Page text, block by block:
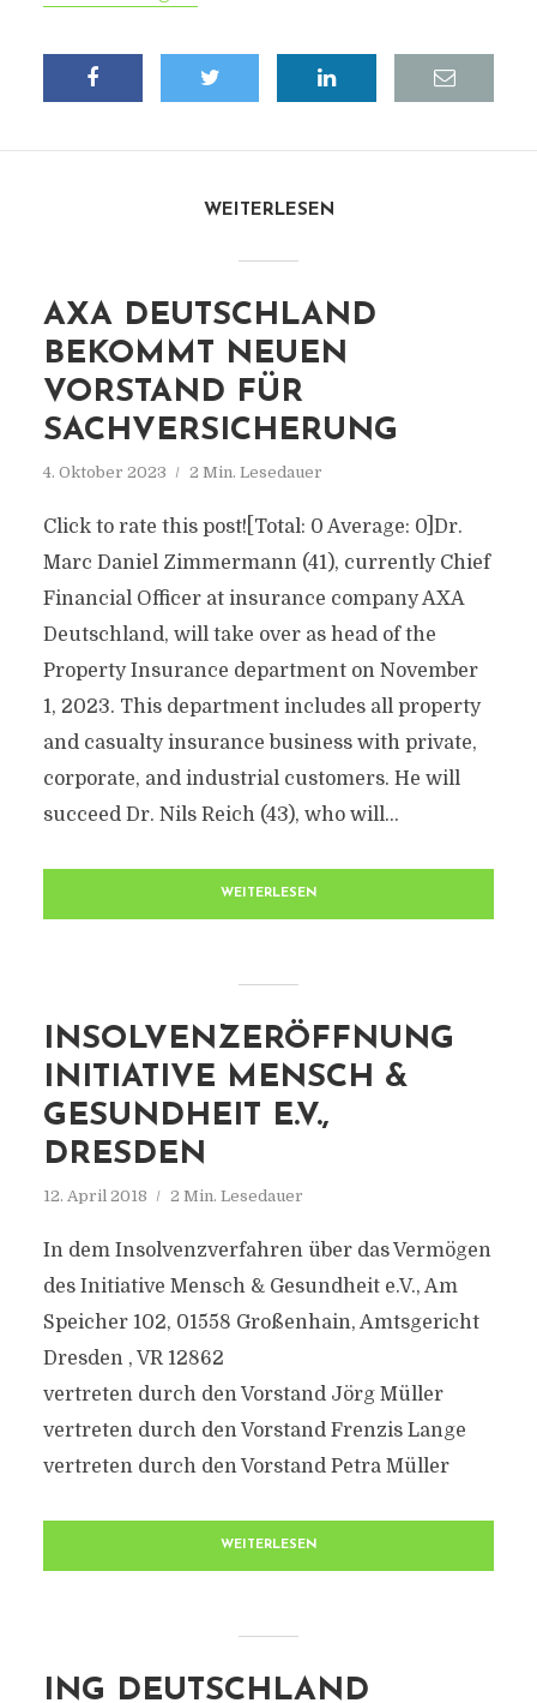
WEITERLESEN
AXA DEUTSCHLAND
BEKOMMT NEUEN
VORSTAND FÜR
SACHVERSICHERUNG
4. Oktober 2023 2 Min. Lesedauer
Click to rate this post![Total: 0 Average: 0]Dr.
Marc Daniel Zimmermann (41), currently Chief
Financial Officer at insurance company AXA
Deutschland, will take over as head of the
Property Insurance department on November
1, 2023. This department includes all property
and casualty insurance business with private,
corporate, and industrial customers. He will
succeed Dr. Nils Reich (43), who will...
WEITERLESEN
INSOLVENZERÖFFNUNG
INITIATIVE MENSCH &
GESUNDHEIT E.V.,
DRESDEN
12. April 2018 2 Min. Lesedauer
In dem Insolvenzverfahren über das Vermögen
des Initiative Mensch & Gesundheit e.V., Am
Speicher 102, 01558 Großenhain, Amtsgericht
Dresden , VR 12862
vertreten durch den Vorstand Jörg Müller
vertreten durch den Vorstand Frenzis Lange
vertreten durch den Vorstand Petra Müller
WEITERLESEN
ING DEUTSCHLAND